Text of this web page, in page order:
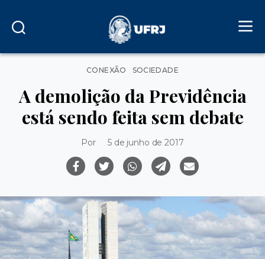
Categorias
CONEXÃO SOCIEDADE
A demolição da Previdência
está sendo feita sem debate
Por 5 de junho de 2017